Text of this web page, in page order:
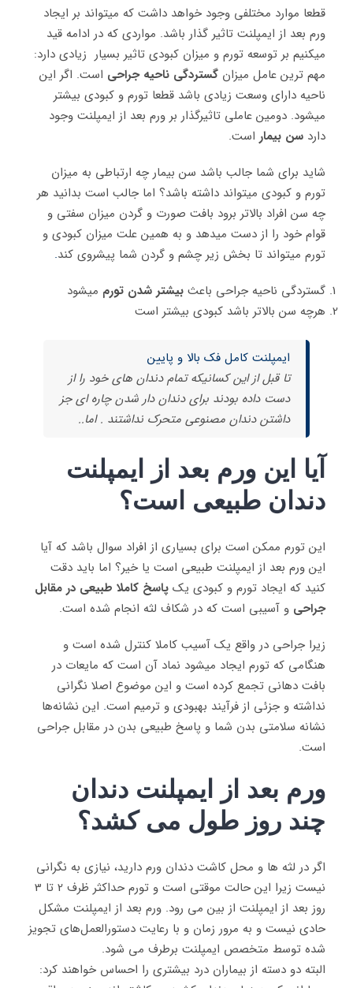
قطعا موارد مختلفی وجود خواهد داشت که میتواند بر ایجاد
ورم بعد از ایمپلنت تاثیر گذار باشد. مواردی که در ادامه قید
میکنیم بر توسعه تورم و میزان کبودی تاثیر بسیار زیادی دارد:
مهم ترین عامل میزان گستردگی ناحیه جراحی است. اگر این
ناحیه دارای وسعت زیادی باشد قطعا تورم و کبودی بیشتر
میشود. دومین عاملی تاثیرگذار بر ورم بعد از ایمپلنت وجود
دارد سن بیمار است.
شاید برای شما جالب باشد سن بیمار چه ارتباطی به میزان
تورم و کبودی میتواند داشته باشد؟ اما جالب است بدانید هر
چه سن افراد بالاتر برود بافت صورت و گردن میزان سفتی و
قوام خود را از دست میدهد و به همین علت میزان کبودی و
تورم میتواند تا بخش زیر چشم و گردن شما پیشروی کند.
گستردگی ناحیه جراحی باعث بیشتر شدن تورم میشود
هرچه سن بالاتر باشد کبودی بیشتر است
ایمپلنت کامل فک بالا و پایین
تا قبل از این کسانیکه تمام دندان های خود را از
دست داده بودند برای دندان دار شدن چاره ای جز
داشتن دندان مصنوعی متحرک نداشتند . اما..
آیا این ورم بعد از ایمپلنت
دندان طبیعی است؟
این تورم ممکن است برای بسیاری از افراد سوال باشد که آیا
این ورم بعد از ایمپلنت طبیعی است یا خیر؟ اما باید دقت
کنید که ایجاد تورم و کبودی یک پاسخ کاملا طبیعی در مقابل
جراحی و آسیبی است که در شکاف لثه انجام شده است.
زیرا جراحی در واقع یک آسیب کاملا کنترل شده است و
هنگامی که تورم ایجاد میشود نماد آن است که مایعات در
بافت دهانی تجمع کرده است و این موضوع اصلا نگرانی
نداشته و جزئی از فرآیند بهبودی و ترمیم است. این نشانه‌ها
نشانه سلامتی بدن شما و پاسخ طبیعی بدن در مقابل جراحی
است.
ورم بعد از ایمپلنت دندان
چند روز طول می کشد؟
اگر در لثه ها و محل کاشت دندان ورم دارید، نیازی به نگرانی
نیست زیرا این حالت موقتی است و تورم حداکثر ظرف 2 تا 3
روز بعد از ایمپلنت از بین می رود. ورم بعد از ایمپلنت مشکل
حادی نیست و به مرور زمان و با رعایت دستورالعمل‌های تجویز
شده توسط متخصص ایمپلنت برطرف می شود.
البته دو دسته از بیماران درد بیشتری را احساس خواهند کرد: